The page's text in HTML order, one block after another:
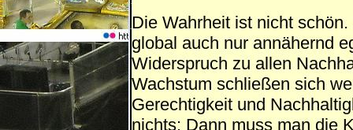
Die Wahrheit ist nicht
global auch nur annähernd
Widerspruch zu allen
Wachstum schließen sich
Gerechtigkeit und
nichts: Dann muss man die